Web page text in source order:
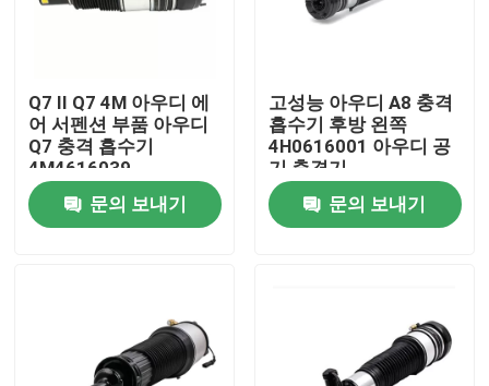
Q7 II Q7 4M 아우디 에
어 서펜션 부품 아우디
Q7 충격 흡수기
4M4616039
문의 보내기
고성능 아우디 A8 충격
흡수기 후방 왼쪽
4H0616001 아우디 공
기 충격기
문의 보내기